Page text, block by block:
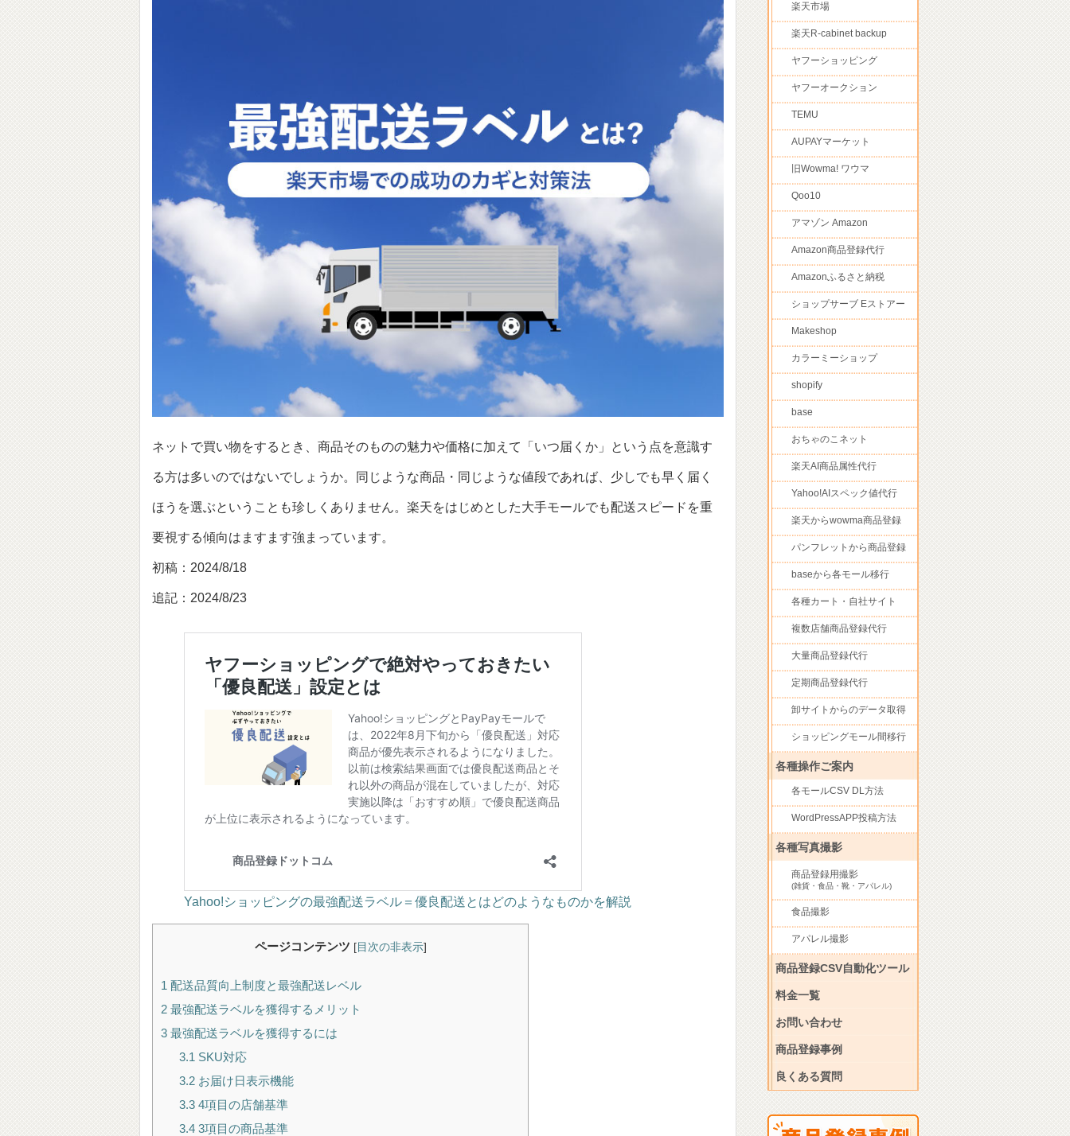
ネットで買い物をするとき、商品そのものの魅力や価格に加えて「いつ届くか」という点を意識す
る方は多いのではないでしょうか。同じような商品・同じような値段であれば、少しでも早く届く
ほうを選ぶということも珍しくありません。楽天をはじめとした大手モールでも配送スピードを重
要視する傾向はますます強まっています。
初稿：2024/8/18
追記：2024/8/23
Yahoo!ショッピングの最強配送ラベル＝優良配送とはどのようなものかを解説
ページコンテンツ [目次の非表示]
1 配送品質向上制度と最強配送レベル
2 最強配送ラベルを獲得するメリット
3 最強配送ラベルを獲得するには
3.1 SKU対応
3.2お届け日表示機能
3.34項目の店舗基準
3.43項目の商品基準
楽天市場
楽天R-cabinet backup
ヤフーショッピング
ヤフーオークション
TEMU
AUPAYマーケット
旧Wowma! ワウマ
Qoo10
アマゾン Amazon
Amazon商品登録代行
Amazonふるさと納税
ショップサーブ Eストアー
Makeshop
カラーミーショップ
shopify
base
おちゃのこネット
楽天AI商品属性代行
Yahoo!AIスペック値代行
楽天からwowma商品登録
パンフレットから商品登録
baseから各モール移行
各種カート・自社サイト
複数店舗商品登録代行
大量商品登録代行
定期商品登録代行
卸サイトからのデータ取得
ショッピングモール間移行
各種操作ご案内
各モールCSV DL方法
WordPressAPP投稿方法
各種写真撮影
商品登録用撮影
(雑貨・食品・靴・アパレル)
食品撮影
アパレル撮影
商品登録CSV自動化ツール
料金一覧
お問い合わせ
商品登録事例
良くある質問